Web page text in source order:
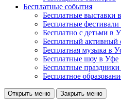
Бесплатные события
Бесплатные выставки
Бесплатные
Бесплатно с детьми в
Бесплатный активный
Бесплатная музыка в
Бесплатные шоу в Уфе
Бесплатные
Бесплатное
Открыть меню Закрыть меню